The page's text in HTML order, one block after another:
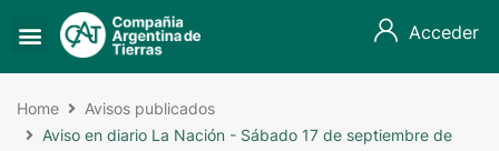
Acceder
Home
Avisos publicados
Aviso en diario La Nación - Sábado 17 de septiembre de